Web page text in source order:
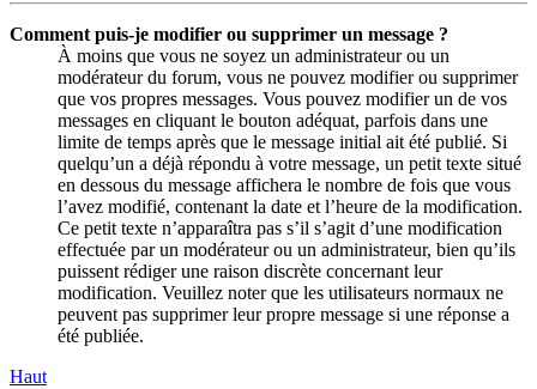
Comment puis-je modifier ou supprimer un message ?
À moins que vous ne soyez un administrateur ou un
modérateur du forum, vous ne pouvez modifier ou supprimer
que vos propres messages. Vous pouvez modifier un de vos
messages en cliquant le bouton adéquat, parfois dans une
limite de temps après que le message initial ait été publié. Si
quelqu’un a déjà répondu à votre message, un petit texte situé
en dessous du message affichera le nombre de fois que vous
l’avez modifié, contenant la date et l’heure de la modification.
Ce petit texte n’apparaîtra pas s’il s’agit d’une modification
effectuée par un modérateur ou un administrateur, bien qu’ils
puissent rédiger une raison discrète concernant leur
modification. Veuillez noter que les utilisateurs normaux ne
peuvent pas supprimer leur propre message si une réponse a
été publiée.
Haut